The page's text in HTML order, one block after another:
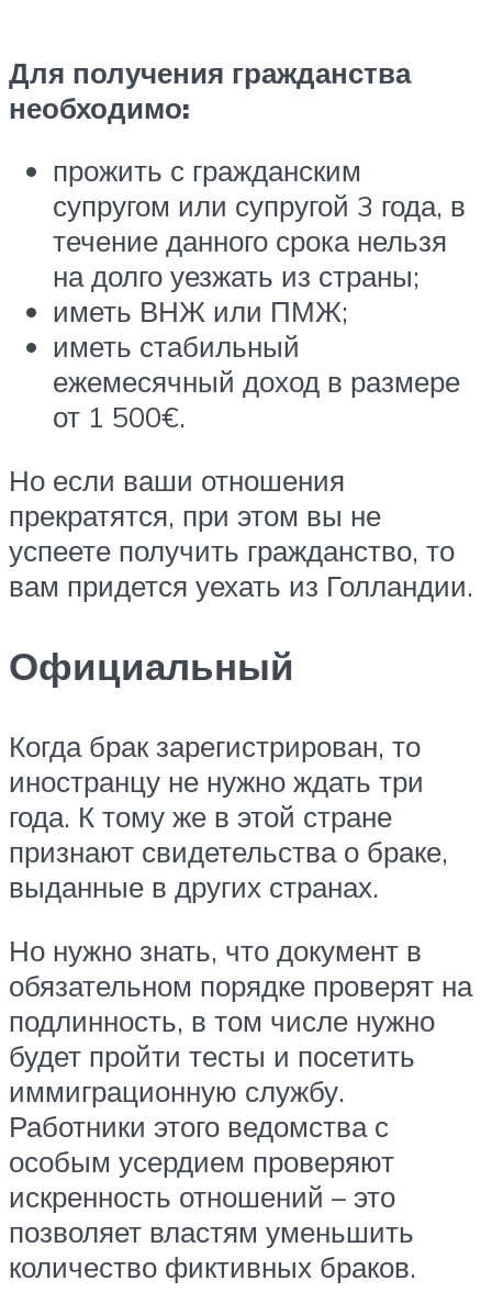
Для получения гражданства
необходимо:
прожить с гражданским
супругом или супругой 3 года, в
течение данного срока нельзя
на долго уезжать из страны;
иметь ВНЖ или ПМЖ;
иметь стабильный
ежемесячный доход в размере
от 1 500€.
Но если ваши отношения
прекратятся, при этом вы не
успеете получить гражданство, то
вам придется уехать из Голландии.
Официальный
Когда брак зарегистрирован, то
иностранцу не нужно ждать три
года. К тому же в этой стране
признают свидетельства о браке,
выданные в других странах.
Но нужно знать, что документ в
обязательном порядке проверят на
подлинность, в том числе нужно
будет пройти тесты и посетить
иммиграционную службу.
Работники этого ведомства с
особым усердием проверяют
искренность отношений – это
позволяет властям уменьшить
количество фиктивных браков.